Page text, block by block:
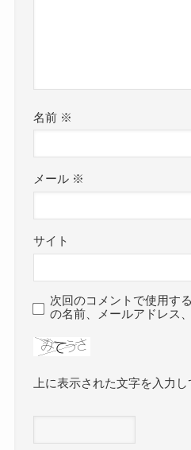
名前 ※
メール ※
サイト
次回のコメントで使用す
の名前、メールアドレス
上に表示された文字を入力し